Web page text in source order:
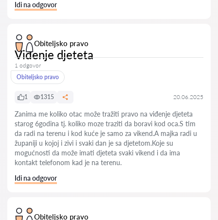
Idi na odgovor
Obiteljsko pravo
Viđenje djeteta
1 odgovor
Obiteljsko pravo
1 1315 20.06.2025
Zanima me koliko otac može tražiti pravo na viđenje djeteta
starog 6godina tj. koliko moze traziti da boravi kod oca.S tim
da radi na terenu i kod kuće je samo za vikend.A majka radi u
županiji u kojoj i zivi i svaki dan je sa djetetom.Koje su
mogućnosti da može imati djeteta svaki vikend i da ima
kontakt telefonom kad je na terenu.
Idi na odgovor
Obiteljsko pravo